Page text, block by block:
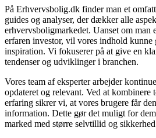
På Erhvervsbolig.dk finder man et
guides og analyser, der dækker alle
erhvervsboligmarkedet. Uanset om man
erfaren investor, vil vores indhold
inspiration. Vi fokuserer på at give en
tendenser og udviklinger i branchen.
Vores team af eksperter arbejder
opdateret og relevant. Ved at kombinere
erfaring sikrer vi, at vores brugere får
information. Dette gør det muligt for
marked med større selvtillid og